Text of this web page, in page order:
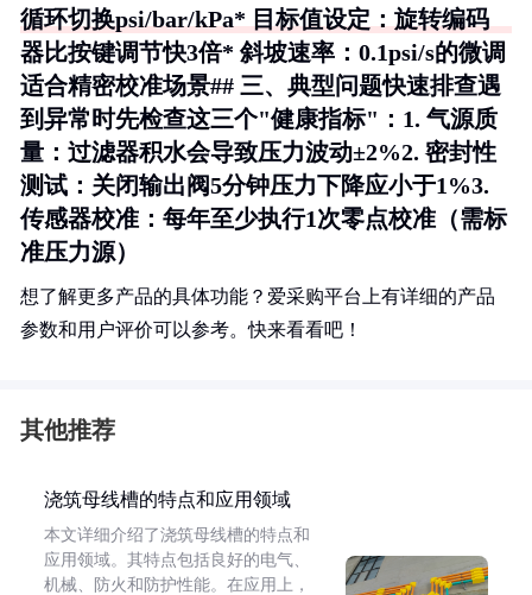
循环切换psi/bar/kPa* 目标值设定 ：旋转编码
器比按键调节快3倍* 斜坡速率 ：0.1psi/s的微调
适合精密校准场景## 三、典型问题快速排查遇
到异常时先检查这三个"健康指标"：1. 气源质
量 ：过滤器积水会导致压力波动±2%2.密封性
测试 ：关闭输出阀5分钟压力下降应小于1%3.
传感器校准 ：每年至少执行1次零点校准（需标
准压力源）
想了解更多产品的具体功能？爱采购平台上有详细的产品
参数和用户评价可以参考。快来看看吧！
其他推荐
浇筑母线槽的特点和应用领域
本文详细介绍了浇筑母线槽的特点和
应用领域。其特点包括良好的电气、
机械、防火和防护性能。在应用上，